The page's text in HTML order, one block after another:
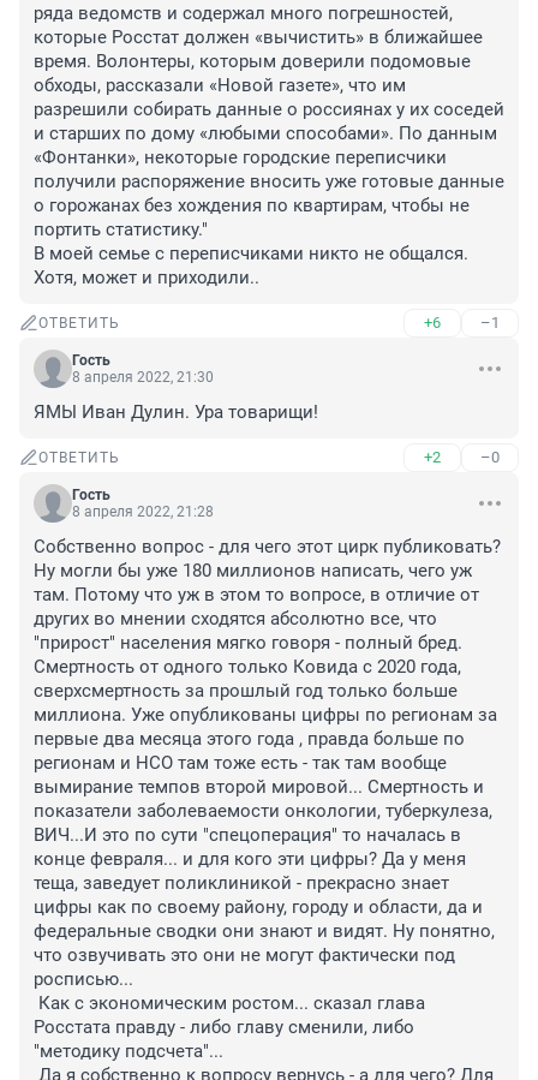
ряда ведомств и содержал много погрешностей,
которые Росстат должен «вычистить» в ближайшее
время. Волонтеры, которым доверили подомовые
обходы, рассказали «Новой газете», что им
разрешили собирать данные о россиянах у их соседей
и старших по дому «любыми способами». По данным
«Фонтанки», некоторые городские переписчики
получили распоряжение вносить уже готовые данные
о горожанах без хождения по квартирам, чтобы не
портить статистику."
В моей семье с переписчиками никто не общался.
Хотя, может и приходили..
ОТВЕТИТЬ +6 –1
Гость
8 апреля 2022, 21:30
ЯМЫ Иван Дулин. Ура товарищи!
ОТВЕТИТЬ +2 –0
Гость
8 апреля 2022, 21:28
Собственно вопрос - для чего этот цирк публиковать?
Ну могли бы уже 180 миллионов написать, чего уж
там. Потому что уж в этом то вопросе, в отличие от
других во мнении сходятся абсолютно все, что
"прирост" населения мягко говоря - полный бред.
Смертность от одного только Ковида с 2020 года,
сверхсмертность за прошлый год только больше
миллиона. Уже опубликованы цифры по регионам за
первые два месяца этого года , правда больше по
регионам и НСО там тоже есть - так там вообще
вымирание темпов второй мировой... Смертность и
показатели заболеваемости онкологии, туберкулеза,
ВИЧ...И это по сути "спецоперация" то началась в
конце февраля... и для кого эти цифры? Да у меня
теща, заведует поликлиникой - прекрасно знает
цифры как по своему району, городу и области, да и
федеральные сводки они знают и видят. Ну понятно,
что озвучивать это они не могут фактически под
росписью...
Как с экономическим ростом... сказал глава
Росстата правду - либо главу сменили, либо
"методику подсчета"...
Да я собственно к вопросу вернусь - а для чего? Для